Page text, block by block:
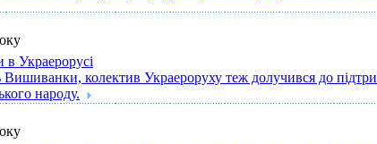
Украерорусі
Вишиванки, колектив Украероруху теж долучився до
народу.